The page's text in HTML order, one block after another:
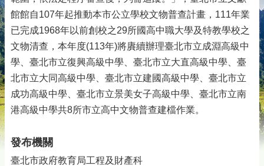
館館自107年起推動本市公立學校文物普查計畫，111年業
已完成1968年以前創校之29所國高中職大學及特教學校之
文物清查，本年度(113年)將賡續辦理臺北市立成淵高級中
學、臺北市立復興高級中學、臺北市立大直高級中學、臺
北市立大同高級中學、臺北市立建國高級中學、臺北市立
成功高級中學、臺北市立景美女子高級中學、臺北市立南
港高級中學共8所市立高中文物普查建檔作業。
發布機關
臺北市政府教育局工程及財產科